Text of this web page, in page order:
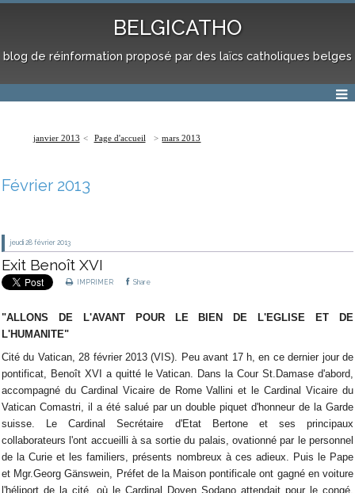
BELGICATHO
blog de réinformation proposé par des laïcs catholiques belges
janvier 2013 Page d'accueil mars 2013
Février 2013
jeudi 28 février 2013
Exit Benoît XVI
IMPRIMER Share
"ALLONS DE L'AVANT POUR LE BIEN DE L'EGLISE ET DE
L'HUMANITE"
Cité du Vatican, 28 février 2013 (VIS). Peu avant 17 h, en ce dernier jour de
pontificat, Benoît XVI a quitté le Vatican. Dans la Cour St.Damase d'abord,
accompagné du Cardinal Vicaire de Rome Vallini et le Cardinal Vicaire du
Vatican Comastri, il a été salué par un double piquet d'honneur de la Garde
suisse. Le Cardinal Secrétaire d'Etat Bertone et ses principaux
collaborateurs l'ont accueilli à sa sortie du palais, ovationné par le personnel
de la Curie et les familiers, présents nombreux à ces adieux. Puis le Pape
et Mgr.Georg Gänswein, Préfet de la Maison pontificale ont gagné en voiture
l'héliport de la cité, où le Cardinal Doyen Sodano attendait pour le congé.